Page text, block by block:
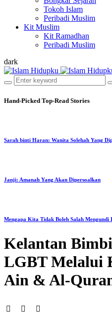
Tokoh Islam
Peribadi Muslim
Kit Muslim
Kit Ramadhan
Peribadi Muslim
dark
Hand-Picked Top-Read Stories
Sarah binti Haran: Wanita Solehah Yang
Janji: Amanah Yang Akan Dipersoalkan
Mengapa Kita Tidak Boleh Salah Mengundi
Kelantan
LGBT Melalui
Ain & Al-